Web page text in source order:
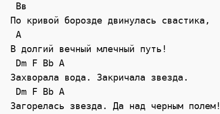
Вв
По кривой борозде двинулась свастика,
A
В долгий вечный млечный путь!
Dm F Bb A
Захворала вода. Закричала звезда.
Dm F Bb A
Загорелась звезда. Да над черным